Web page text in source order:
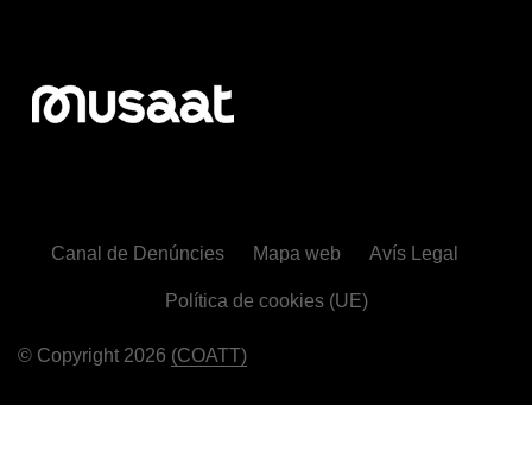
© Copyright 2026 (COATT)
Canal de Denúncies Mapa web Avís Legal
Política de cookies (UE)